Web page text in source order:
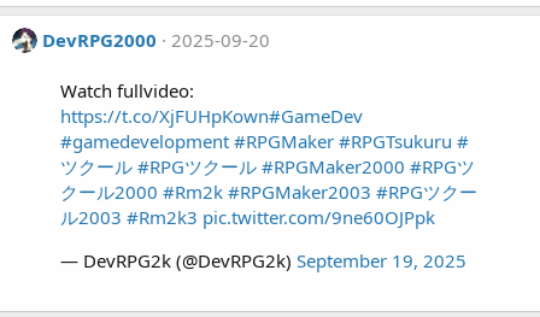
DevRPG2000 2025-09-20
Watch fullvideo:
https://t.co/XjFUHpKown#GameDev
#gamedevelopment #RPGMaker #RPGTsukuru #
ツクール #RPGツクール #RPGMaker2000 #RPGツ
クール2000 #Rm2k #RPGMaker2003 #RPGツクー
ル2003 #Rm2k3 pic.twitter.com/9ne60OJPpk
— DevRPG2k (@DevRPG2k) September 19, 2025